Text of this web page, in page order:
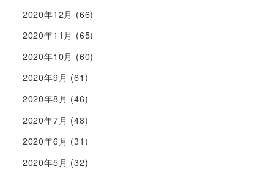
2020年12月 (66)
2020年11月 (65)
2020年10月 (60)
2020年9月 (61)
2020年8月 (46)
2020年7月 (48)
2020年6月 (31)
2020年5月 (32)